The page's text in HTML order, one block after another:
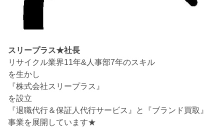
スリープラス★社長
リサイクル業界11年&人事部7年のスキル
を生かし
『株式会社スリープラス』
を設立
『退職代行＆保証人代行サービス』と『ブランド買取』
事業を展開しています★